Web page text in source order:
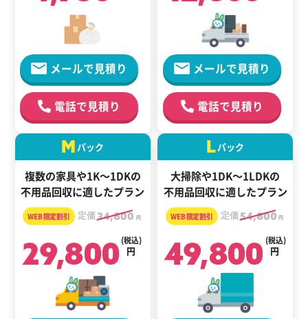
メールで見積り
電話で見積り
メールで見積り
電話で見積り
M パック
複数の家具や1K～1DKの
不用品回収に適したプラン
定価34,800 円
29,800 円
(税込)
Lパック
大掃除や1DK～1LDKの
不用品回収に適したプラン
定価54,800 円
49,800 円
(税込)